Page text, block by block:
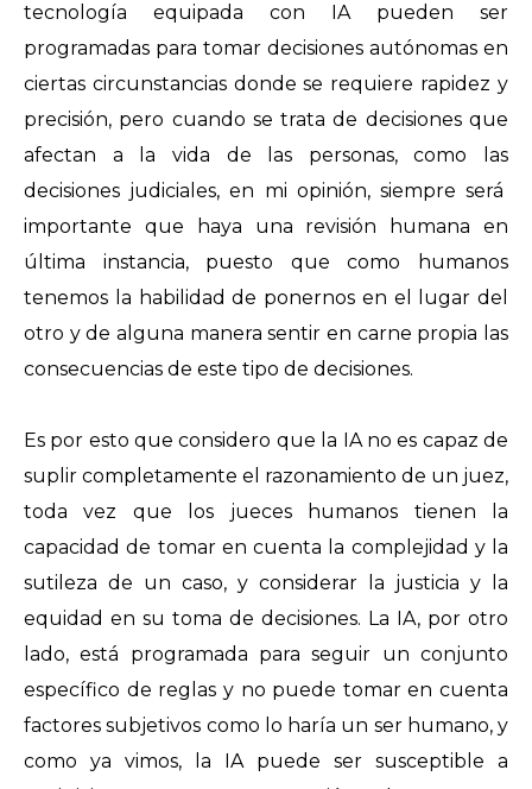
tecnología equipada con IA pueden ser
programadas para tomar decisiones autónomas en
ciertas circunstancias donde se requiere rapidez y
precisión, pero cuando se trata de decisiones que
afectan a la vida de las personas, como las
decisiones judiciales, en mi opinión, siempre será
importante que haya una revisión humana en
última instancia, puesto que como humanos
tenemos la habilidad de ponernos en el lugar del
otro y de alguna manera sentir en carne propia las
consecuencias de este tipo de decisiones.
Es por esto que considero que la IA no es capaz de
suplir completamente el razonamiento de un juez,
toda vez que los jueces humanos tienen la
capacidad de tomar en cuenta la complejidad y la
sutileza de un caso, y considerar la justicia y la
equidad en su toma de decisiones. La IA, por otro
lado, está programada para seguir un conjunto
específico de reglas y no puede tomar en cuenta
factores subjetivos como lo haría un ser humano, y
como ya vimos, la IA puede ser susceptible a